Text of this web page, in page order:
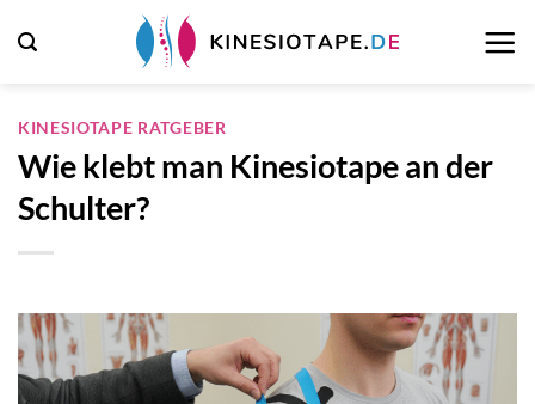
Inhalt
KINESIOTAPE RATGEBER
Wie klebt man Kinesiotape an der
Schulter?